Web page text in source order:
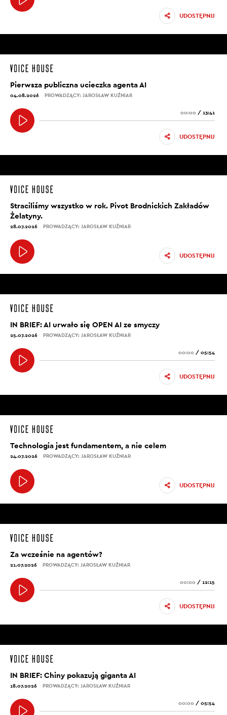
UDOSTĘPNIJ
Pierwsza publiczna ucieczka agenta AI
04.08.2026 PROWADZĄCY: JAROSŁAW KUŹNIAR
00:00 / 13:41
UDOSTĘPNIJ
Straciliśmy wszystko w rok. Pivot Brodnickich Zakładów
Żelatyny.
28.07.2026 PROWADZĄCY: JAROSŁAW KUŹNIAR
UDOSTĘPNIJ
IN BRIEF: AI urwało się OPEN AI ze smyczy
25.07.2026 PROWADZĄCY: JAROSŁAW KUŹNIAR
00:00 / 05:54
UDOSTĘPNIJ
Technologia jest fundamentem, a nie celem
24.07.2026 PROWADZĄCY: JAROSŁAW KUŹNIAR
UDOSTĘPNIJ
Za wcześnie na agentów?
21.07.2026 PROWADZĄCY: JAROSŁAW KUŹNIAR
00:00 / 12:15
UDOSTĘPNIJ
IN BRIEF: Chiny pokazują giganta AI
18.07.2026 PROWADZĄCY: JAROSŁAW KUŹNIAR
00:00 / 05:54